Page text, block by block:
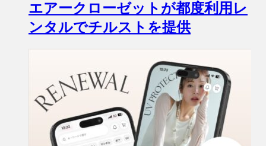
エアークローゼットが都度利用レ
ンタルでチルストを提供